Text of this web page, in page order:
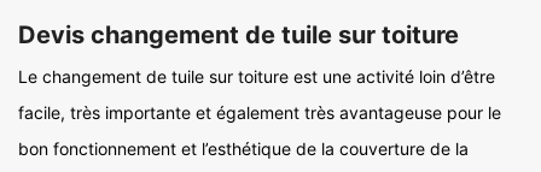
Devis changement de tuile sur toiture
Le changement de tuile sur toiture est une activité loin d’être
facile, très importante et également très avantageuse pour le
bon fonctionnement et l’esthétique de la couverture de la